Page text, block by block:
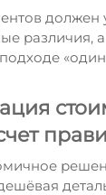
должен
различия,